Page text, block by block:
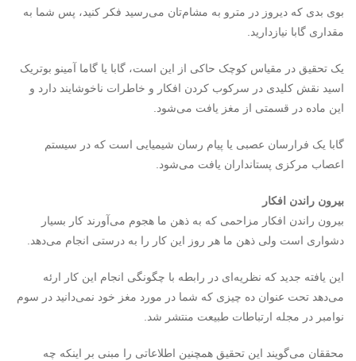
بوی بدی که دیروز در مترو به مشام‌تان ‌می‌رسید فکر کنید، پس شما به
مقداری گابا نیازدارید.
یک تحقیق در مقیاس کوچک حاکی از این است، گابا یا گاما آمینو بوتریک
اسید نقش کلیدی در سرکوب کردن افکار و خاطرات ناخوشایند دارد و
این ماده در قسمتی از مغز یافت می‌شود.
گابا یک فرارسان عصبی یا پیام رسان شیمیایی است که در سیستم
اعصاب مرکزی پستانداران یافت می‌شود.
بیرون راندن افکار
بیرون راندن افکار مزاحمی که به ذهن ما هجوم می‌آورند کار بسیار
دشواری است ولی ذهن ما هر روز این کار را به درستی انجام می‌دهد.
این یافته جدید که نظریه‌ای در رابطه با چگونگی انجام این کار ارئه
می‌دهد تحت عنوان ده چیزی که شما در مورد مغز خود نمی‌دانید در سوم
نوامبر در مجله ارتباطات طبیعت منتشر شد.
محققان می‌گویند این تحقیق همچنین اطلاعاتی را مبنی بر اینکه چه